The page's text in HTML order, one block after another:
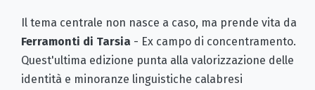
Il tema centrale non nasce a caso, ma prende vita da
Ferramonti di Tarsia - Ex campo di concentramento.
Quest'ultima edizione punta alla valorizzazione delle
identità e minoranze linguistiche calabresi